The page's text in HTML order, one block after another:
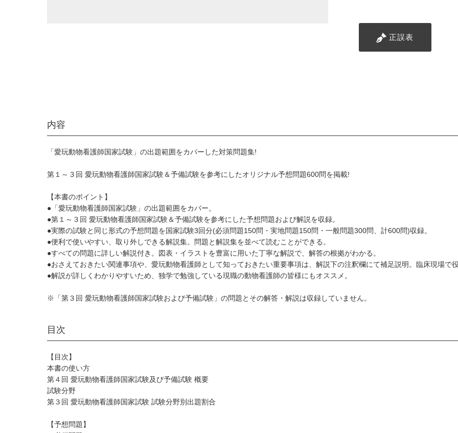
正誤表
内容
「愛玩動物看護師国家試験」の出題範囲をカバーした対策問題集!
第１～３回 愛玩動物看護師国家試験＆予備試験を参考にしたオリジナル予想問題600問を掲載!
【本書のポイント】
●「愛玩動物看護師国家試験」の出題範囲をカバー。
●第１～３回 愛玩動物看護師国家試験＆予備試験を参考にした予想問題および解説を収録。
●実際の試験と同じ形式の予想問題を国家試験3回分(必須問題150問・実地問題150問・一般問題300問、計600問)収録。
●便利で使いやすい、取り外しできる解説集。問題と解説集を並べて読むことができる。
●すべての問題に詳しい解説付き。図表・イラストを豊富に用いた丁寧な解説で、解答の根拠がわかる。
●おさえておきたい関連事項や、愛玩動物看護師として知っておきたい重要事項は、解説下の注釈欄にて補足説明。臨床現場で
●解説が詳しくわかりやすいため、独学で勉強している現職の動物看護師の皆様にもオススメ。
※「第３回 愛玩動物看護師国家試験および予備試験」の問題とその解答・解説は収録していません。
目次
【目次】
本書の使い方
第４回 愛玩動物看護師国家試験及び予備試験 概要
試験分野
第３回 愛玩動物看護師国家試験 試験分野別出題割合
【予想問題】